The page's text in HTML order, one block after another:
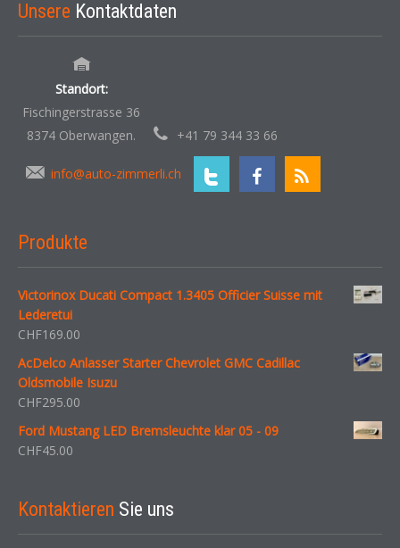
Unsere Kontaktdaten
Standort:
Fischingerstrasse 36
8374 Oberwangen.
+41 79 344 33 66
info@auto-zimmerli.ch
Produkte
Victorinox Ducati Compact 1.3405 Officier Suisse mit
Lederetui
CHF169.00
AcDelco Anlasser Starter Chevrolet GMC Cadillac
Oldsmobile Isuzu
CHF295.00
Ford Mustang LED Bremsleuchte klar 05 - 09
CHF45.00
Kontaktieren Sie uns